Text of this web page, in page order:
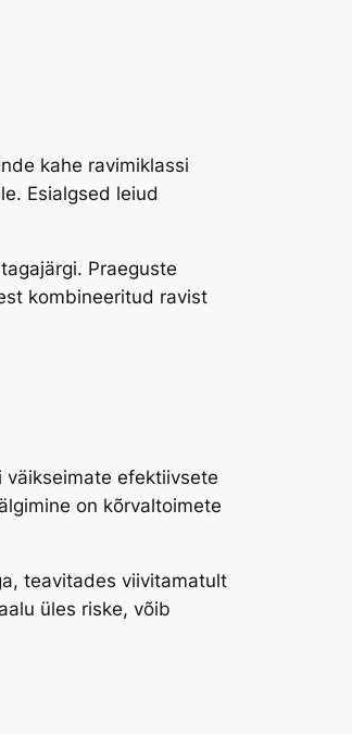
kahe ravimiklassi
Esialgsed leiud
Praeguste
kombineeritud ravist
väikseimate efektiivsete
on kõrvaltoimete
teavitades viivitamatult
üles riske, võib